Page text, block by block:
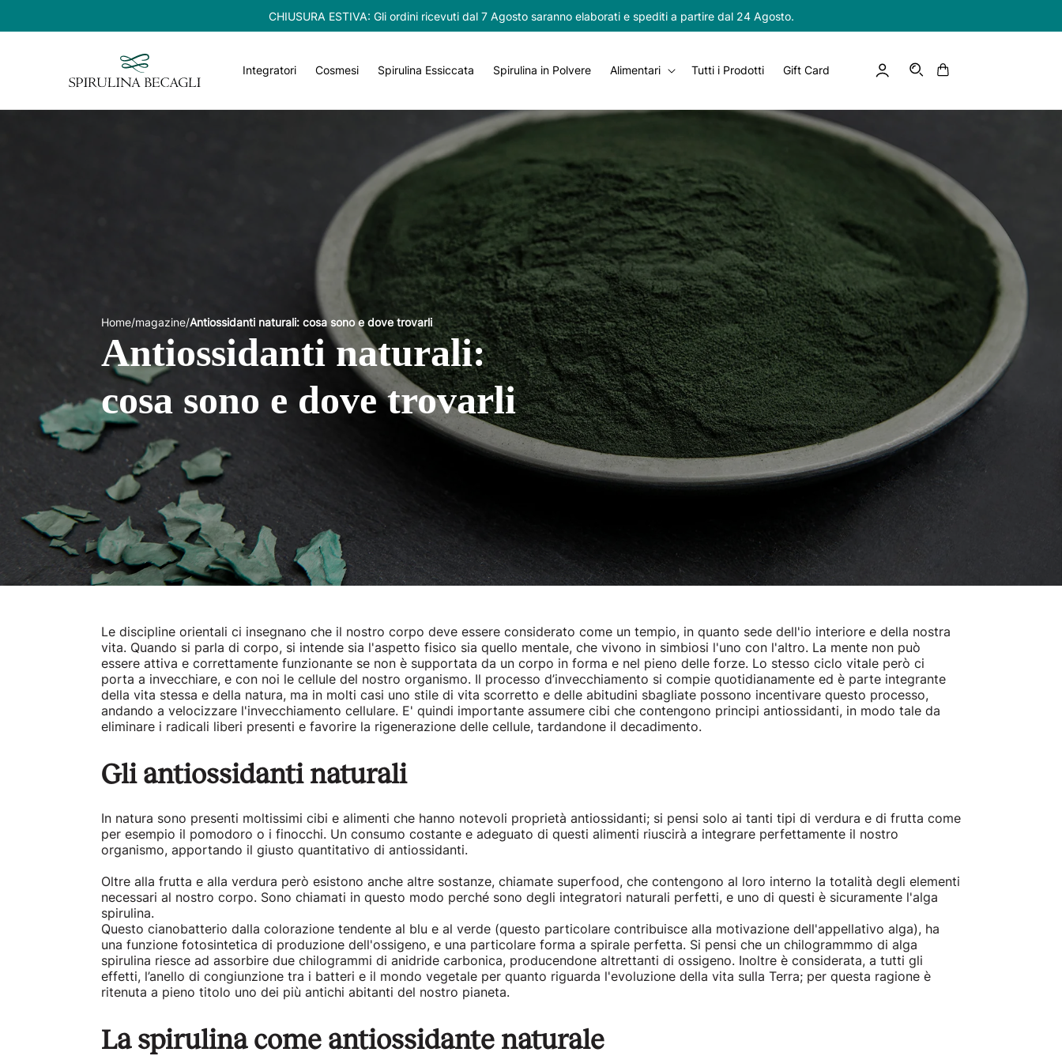
CHIUSURA ESTIVA: Gli ordini ricevuti dal 7 Agosto saranno elaborati e spediti a partire dal 24 Agosto.
Integratori Cosmesi Spirulina Essiccata Spirulina in Polvere Alimentari Tutti i Prodotti Gift Card Accedi Carrello
Home/magazine/Antiossidanti naturali: cosa sono e dove trovarli
Antiossidanti naturali:
cosa sono e dove trovarli
Le discipline orientali ci insegnano che il nostro corpo deve essere considerato come un tempio, in quanto sede dell'io interiore e della nostra
vita. Quando si parla di corpo, si intende sia l'aspetto fisico sia quello mentale, che vivono in simbiosi l'uno con l'altro. La mente non può
essere attiva e correttamente funzionante se non è supportata da un corpo in forma e nel pieno delle forze. Lo stesso ciclo vitale però ci
porta a invecchiare, e con noi le cellule del nostro organismo. Il processo d’invecchiamento si compie quotidianamente ed è parte integrante
della vita stessa e della natura, ma in molti casi uno stile di vita scorretto e delle abitudini sbagliate possono incentivare questo processo,
andando a velocizzare l'invecchiamento cellulare. E' quindi importante assumere cibi che contengono principi antiossidanti, in modo tale da
eliminare i radicali liberi presenti e favorire la rigenerazione delle cellule, tardandone il decadimento.
Gli antiossidanti naturali
In natura sono presenti moltissimi cibi e alimenti che hanno notevoli proprietà antiossidanti; si pensi solo ai tanti tipi di verdura e di frutta come
per esempio il pomodoro o i finocchi. Un consumo costante e adeguato di questi alimenti riuscirà a integrare perfettamente il nostro
organismo, apportando il giusto quantitativo di antiossidanti.
Oltre alla frutta e alla verdura però esistono anche altre sostanze, chiamate superfood, che contengono al loro interno la totalità degli elementi
necessari al nostro corpo. Sono chiamati in questo modo perché sono degli integratori naturali perfetti, e uno di questi è sicuramente l'alga
spirulina.
Questo cianobatterio dalla colorazione tendente al blu e al verde (questo particolare contribuisce alla motivazione dell'appellativo alga), ha
una funzione fotosintetica di produzione dell'ossigeno, e una particolare forma a spirale perfetta. Si pensi che un chilogrammmo di alga
spirulina riesce ad assorbire due chilogrammi di anidride carbonica, producendone altrettanti di ossigeno. Inoltre è considerata, a tutti gli
effetti, l’anello di congiunzione tra i batteri e il mondo vegetale per quanto riguarda l'evoluzione della vita sulla Terra; per questa ragione è
ritenuta a pieno titolo uno dei più antichi abitanti del nostro pianeta.
La spirulina come antiossidante naturale